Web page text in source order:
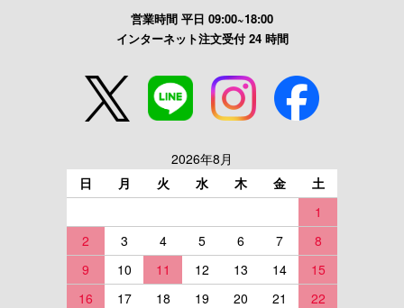
営業時間 平日 09:00~18:00
インターネット注文受付 24 時間
2026年8月
日
月 火 水 木 金
土
1
2
3 4 5 6 7
8
9
10 11 12 13 14
15
16
17 18 19 20 21
22